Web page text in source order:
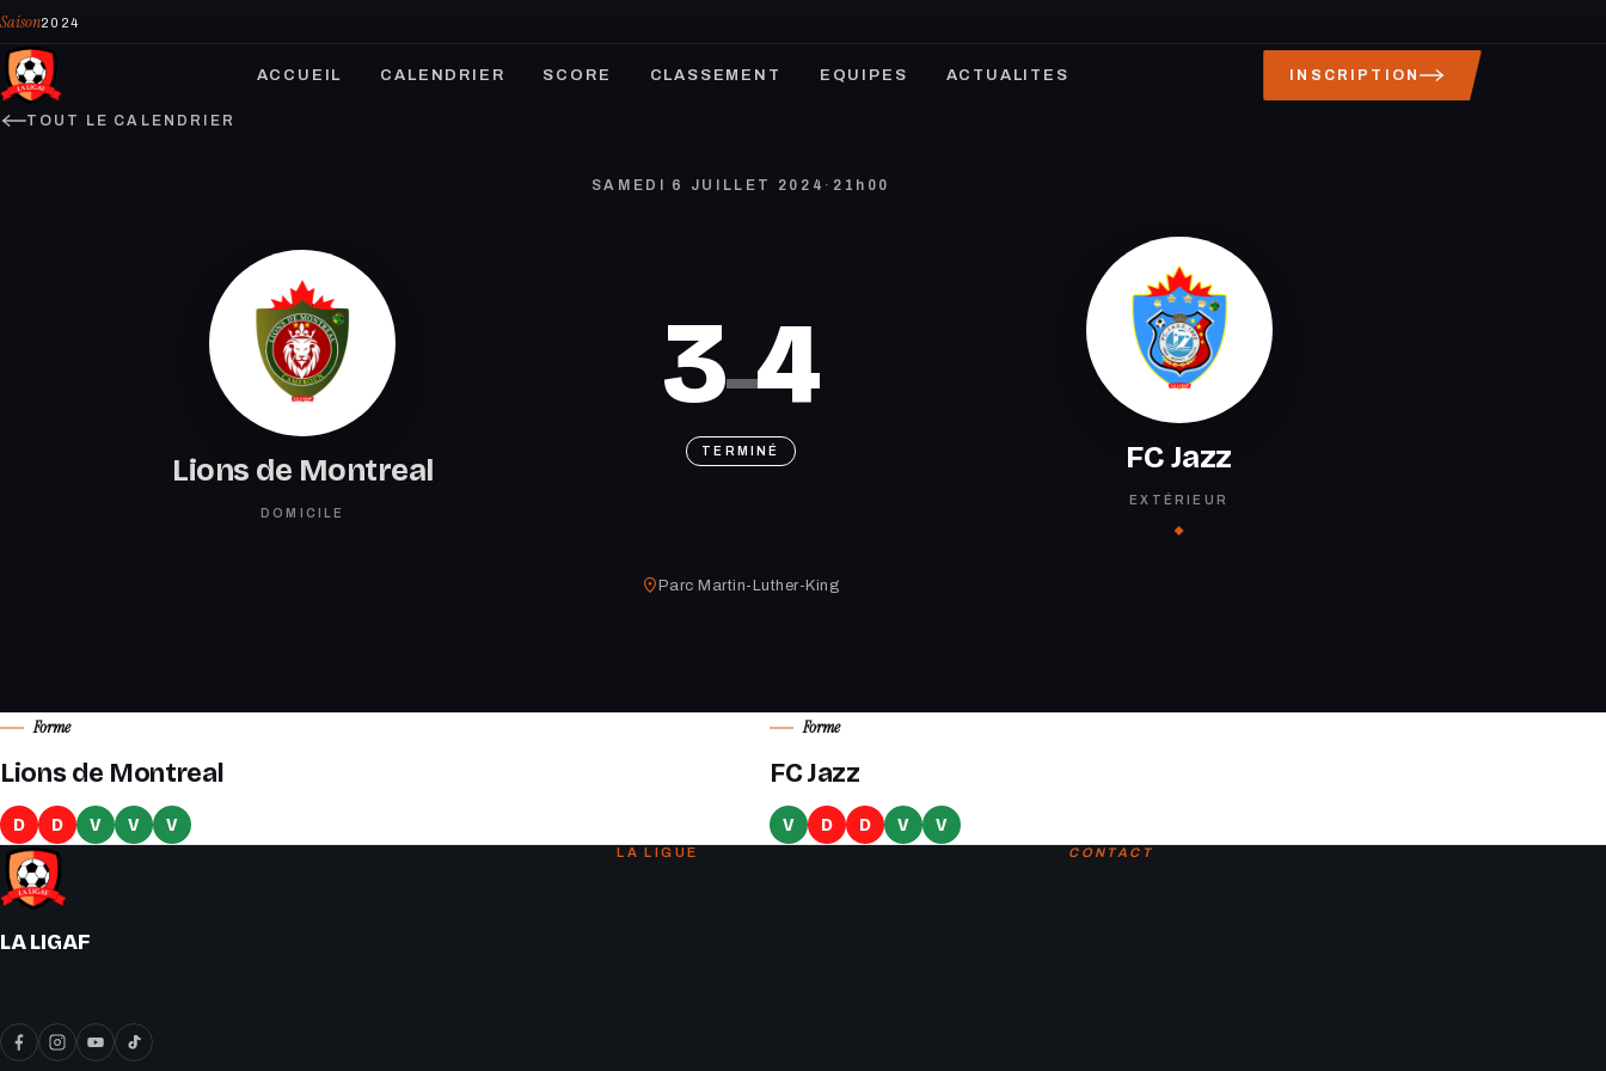
Saison2024
ACCUEIL CALENDRIER SCORE CLASSEMENT EQUIPES ACTUALITES INSCRIPTION
TOUT LE CALENDRIER
SAMEDI 6 JUILLET 2024 · 21h00
Lions de Montreal
DOMICILE
3–4
TERMINÉ FC Jazz
EXTÉRIEUR
Parc Martin-Luther-King
Forme
Lions de Montreal
D D V V V
Forme
FC Jazz
V D D V V
LA LIGAF
LA LIGUE CONTACT